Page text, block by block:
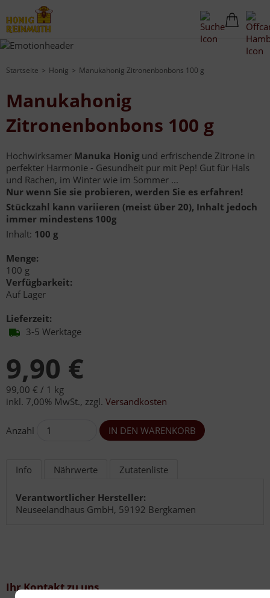
Startseite Honig Manukahonig Zitronenbonbons 100 g
Manukahonig
Zitronenbonbons 100 g
Hochwirksamer Manuka Honig und erfrischende Zitrone in
perfekter Harmonie - Gesundheit pur mit Pep! Gut für Hals
und Rachen, im Winter wie im Sommer ...
Nur wenn Sie sie probieren, werden Sie es erfahren!
Stückzahl kann variieren (meist über 20), Inhalt jedoch
immer mindestens 100g
Inhalt: 100 g
Menge:
100 g
Verfügbarkeit:
Auf Lager
Lieferzeit:
3-5 Werktage
9,90 €
99,00 € / 1 kg
inkl. 7,00% MwSt., zzgl. Versandkosten
Anzahl
Info Nährwerte Zutatenliste
Verantwortlicher Hersteller:
Neuseelandhaus GmbH, 59192 Bergkamen
Ihr Kontakt zu uns